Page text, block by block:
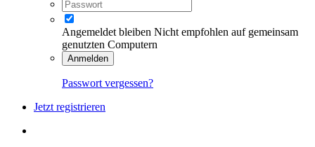
Angemeldet bleiben Nicht empfohlen auf gemeinsam
genutzten Computern
Anmelden
Passwort vergessen?
Jetzt registrieren